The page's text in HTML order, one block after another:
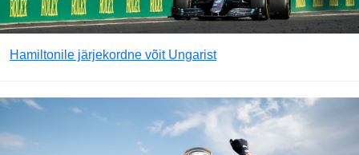
Hamiltonile järjekordne võit Ungarist